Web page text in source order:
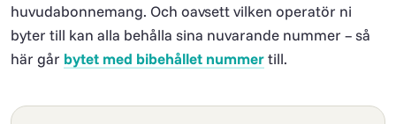
huvudabonnemang. Och oavsett vilken operatör ni
byter till kan alla behålla sina nuvarande nummer – så
här går bytet med bibehållet nummertill.